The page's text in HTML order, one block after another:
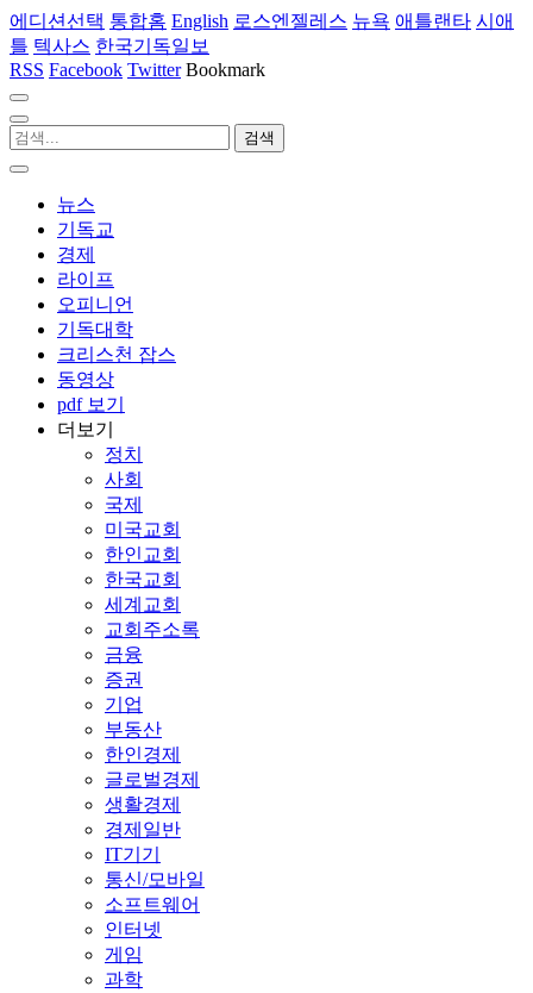
에디션선택 통합홈 English 로스엔젤레스 뉴욕 애틀랜타 시애
틀 텍사스 한국기독일보
RSS Facebook Twitter Bookmark
뉴스
기독교
경제
라이프
오피니언
기독대학
크리스천 잡스
동영상
pdf 보기
더보기
정치
사회
국제
미국교회
한인교회
한국교회
세계교회
교회주소록
금융
증권
기업
부동산
한인경제
글로벌경제
생활경제
경제일반
IT기기
통신/모바일
소프트웨어
인터넷
게임
과학